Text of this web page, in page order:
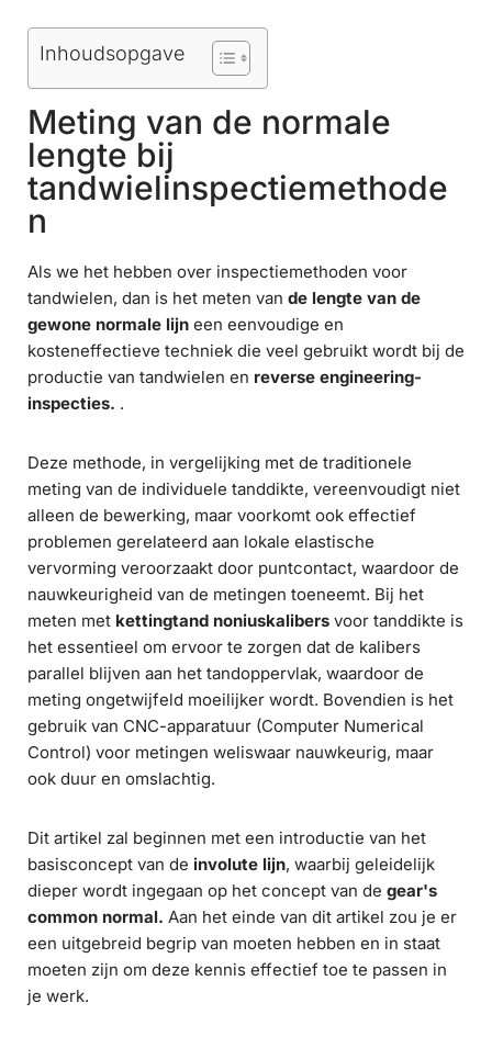
Inhoudsopgave
Meting van de normale
lengte bij
tandwielinspectiemethode
n
Als we het hebben over inspectiemethoden voor
tandwielen, dan is het meten van de lengte van de
gewone normale lijn een eenvoudige en
kosteneffectieve techniek die veel gebruikt wordt bij de
productie van tandwielen en reverse engineering-
inspecties. .
Deze methode, in vergelijking met de traditionele
meting van de individuele tanddikte, vereenvoudigt niet
alleen de bewerking, maar voorkomt ook effectief
problemen gerelateerd aan lokale elastische
vervorming veroorzaakt door puntcontact, waardoor de
nauwkeurigheid van de metingen toeneemt. Bij het
meten met kettingtand noniuskalibers voor tanddikte is
het essentieel om ervoor te zorgen dat de kalibers
parallel blijven aan het tandoppervlak, waardoor de
meting ongetwijfeld moeilijker wordt. Bovendien is het
gebruik van CNC-apparatuur (Computer Numerical
Control) voor metingen weliswaar nauwkeurig, maar
ook duur en omslachtig.
Dit artikel zal beginnen met een introductie van het
basisconcept van de involute lijn, waarbij geleidelijk
dieper wordt ingegaan op het concept van de gear's
common normal. Aan het einde van dit artikel zou je er
een uitgebreid begrip van moeten hebben en in staat
moeten zijn om deze kennis effectief toe te passen in
je werk.